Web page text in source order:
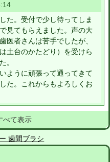
た。受付で少し待ってしま
見てもらえました。声の大
医者さんは苦手でしたが、
土台のかたどり）を受けら
。
ように頑張って通ってきて
た。これからもよろしくお
べて表示
歯間ブラシ